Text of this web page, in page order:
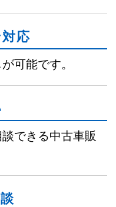
応
可能です。
できる中古車販